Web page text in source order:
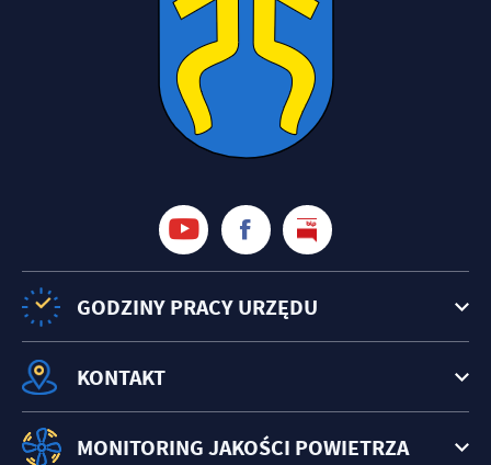
GODZINY PRACY URZĘDU
KONTAKT
MONITORING JAKOŚCI POWIETRZA